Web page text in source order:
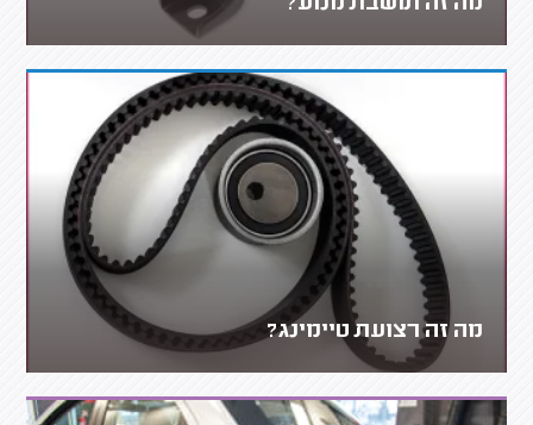
מה זה רצועת טיימינג?